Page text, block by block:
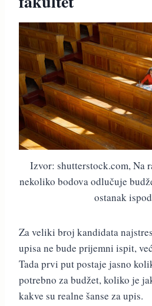
Izvor: shutterstock.com, Na
nekoliko bodova odlučuje
ostanak
Za veliki broj kandidata
upisa ne bude prijemni ispit, već
Tada prvi put postaje jasno
potrebno za budžet, koliko je
kakve su realne šanse za upis.